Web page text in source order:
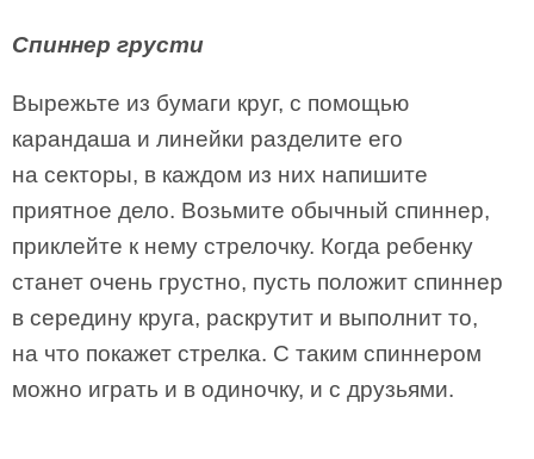
Спиннер грусти
Вырежьте из бумаги круг, с помощью
карандаша и линейки разделите его
на секторы, в каждом из них напишите
приятное дело. Возьмите обычный спиннер,
приклейте к нему стрелочку. Когда ребенку
станет очень грустно, пусть положит спиннер
в середину круга, раскрутит и выполнит то,
на что покажет стрелка. С таким спиннером
можно играть и в одиночку, и с друзьями.